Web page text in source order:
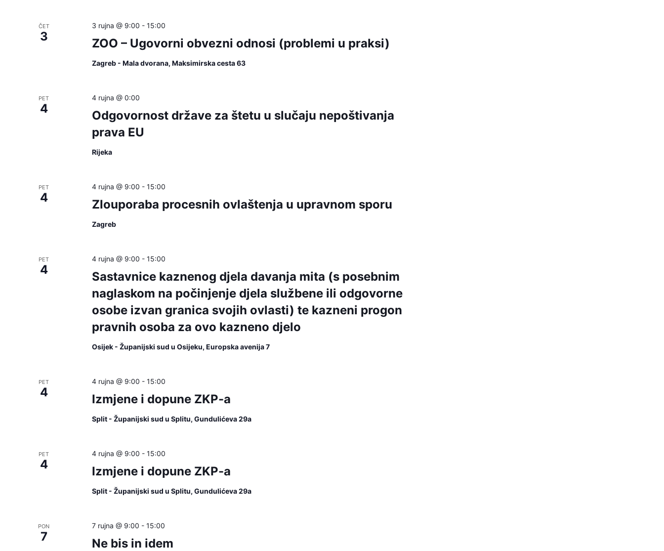
cause
refresh
ČET
3 ZOO – Ugovorni obvezni odnosi (problemi u praksi)
3 rujna @ 9:00 - 15:00
Zagreb - Mala dvorana, Maksimirska cesta 63
PET
4
Odgovornost države za štetu u slučaju nepoštivanja
prava EU
4 rujna @ 0:00
Rijeka
PET
4 Zlouporaba procesnih ovlaštenja u upravnom sporu
4 rujna @ 9:00 - 15:00
Zagreb
PET
4
Sastavnice kaznenog djela davanja mita (s posebnim
naglaskom na počinjenje djela službene ili odgovorne
osobe izvan granica svojih ovlasti) te kazneni progon
pravnih osoba za ovo kazneno djelo
4 rujna @ 9:00 - 15:00
Osijek - Županijski sud u Osijeku, Europska avenija 7
PET
4 Izmjene i dopune ZKP-a
4 rujna @ 9:00 - 15:00
Split - Županijski sud u Splitu, Gundulićeva 29a
PET
4 Izmjene i dopune ZKP-a
4 rujna @ 9:00 - 15:00
Split - Županijski sud u Splitu, Gundulićeva 29a
PON
7 Ne bis in idem
7 rujna @ 9:00 - 15:00